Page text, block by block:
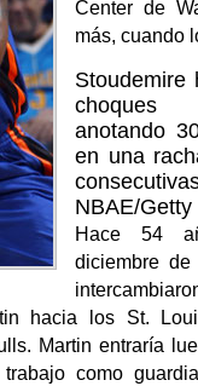
Center de
más, cuando
Stoudemire
choques
anotando
en una
NBAE/Getty
Hace 54
diciembre
hacia los St.
Martin entraría
como